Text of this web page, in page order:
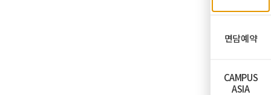
면담예약
CAMPUS
ASIA